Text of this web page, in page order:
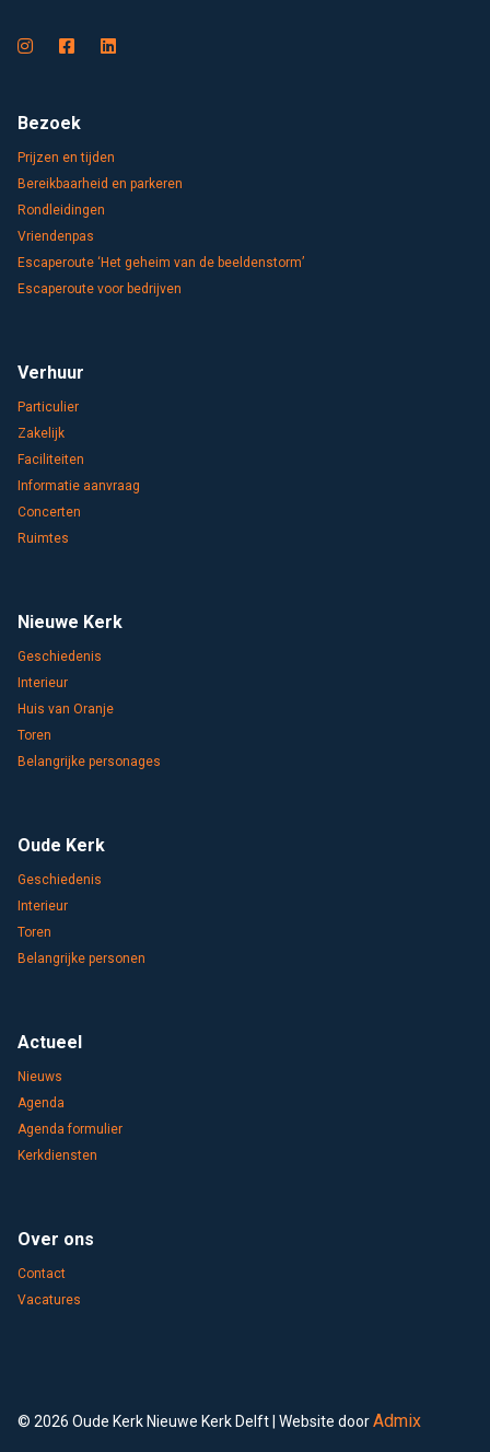
Bezoek
Prijzen en tijden
Bereikbaarheid en parkeren
Rondleidingen
Vriendenpas
Escaperoute ‘Het geheim van de beeldenstorm’
Escaperoute voor bedrijven
Verhuur
Particulier
Zakelijk
Faciliteiten
Informatie aanvraag
Concerten
Ruimtes
Nieuwe Kerk
Geschiedenis
Interieur
Huis van Oranje
Toren
Belangrijke personages
Oude Kerk
Geschiedenis
Interieur
Toren
Belangrijke personen
Actueel
Nieuws
Agenda
Agenda formulier
Kerkdiensten
Over ons
Contact
Vacatures
© 2026 Oude Kerk Nieuwe Kerk Delft | Website doorAdmix